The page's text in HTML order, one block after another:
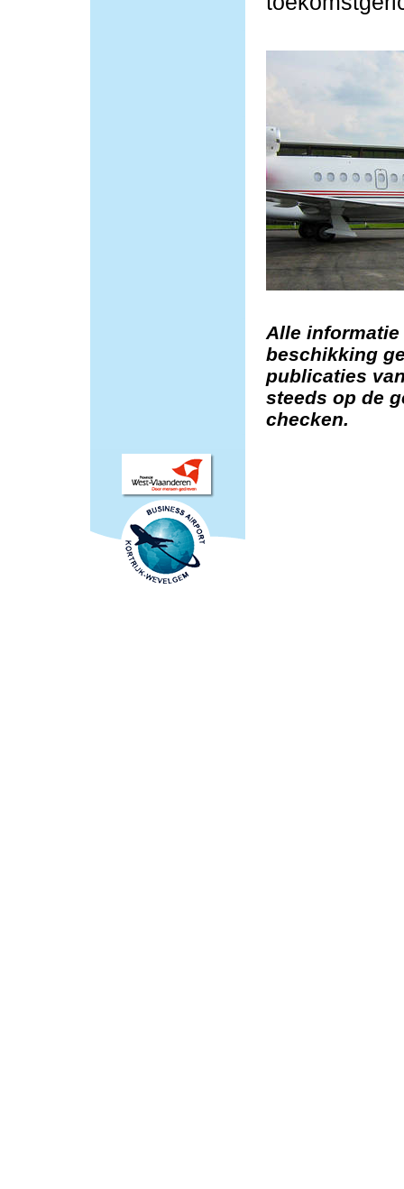
Alle
beschikking
publicaties
steeds op de
checken.